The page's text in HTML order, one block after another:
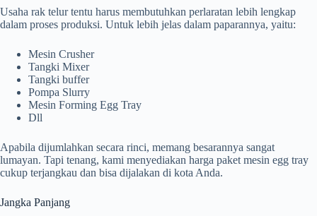
Usaha rak telur tentu harus membutuhkan perlaratan lebih lengkap
dalam proses produksi. Untuk lebih jelas dalam paparannya, yaitu:
Mesin Crusher
Tangki Mixer
Tangki buffer
Pompa Slurry
Mesin Forming Egg Tray
Dll
Apabila dijumlahkan secara rinci, memang besarannya sangat
lumayan. Tapi tenang, kami menyediakan harga paket mesin egg tray
cukup terjangkau dan bisa dijalakan di kota Anda.
Jangka Panjang